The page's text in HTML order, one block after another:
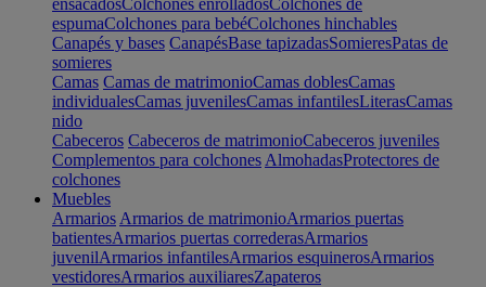
ensacadosColchones enrolladosColchones de
espumaColchones para bebéColchones hinchables
Canapés y bases CanapésBase tapizadasSomieresPatas de
somieres
Camas Camas de matrimonioCamas doblesCamas
individualesCamas juvenilesCamas infantilesLiterasCamas
nido
Cabeceros Cabeceros de matrimonioCabeceros juveniles
Complementos para colchones AlmohadasProtectores de
colchones
Muebles
Armarios Armarios de matrimonioArmarios puertas
batientesArmarios puertas correderasArmarios
juvenilArmarios infantilesArmarios esquinerosArmarios
vestidoresArmarios auxiliaresZapateros